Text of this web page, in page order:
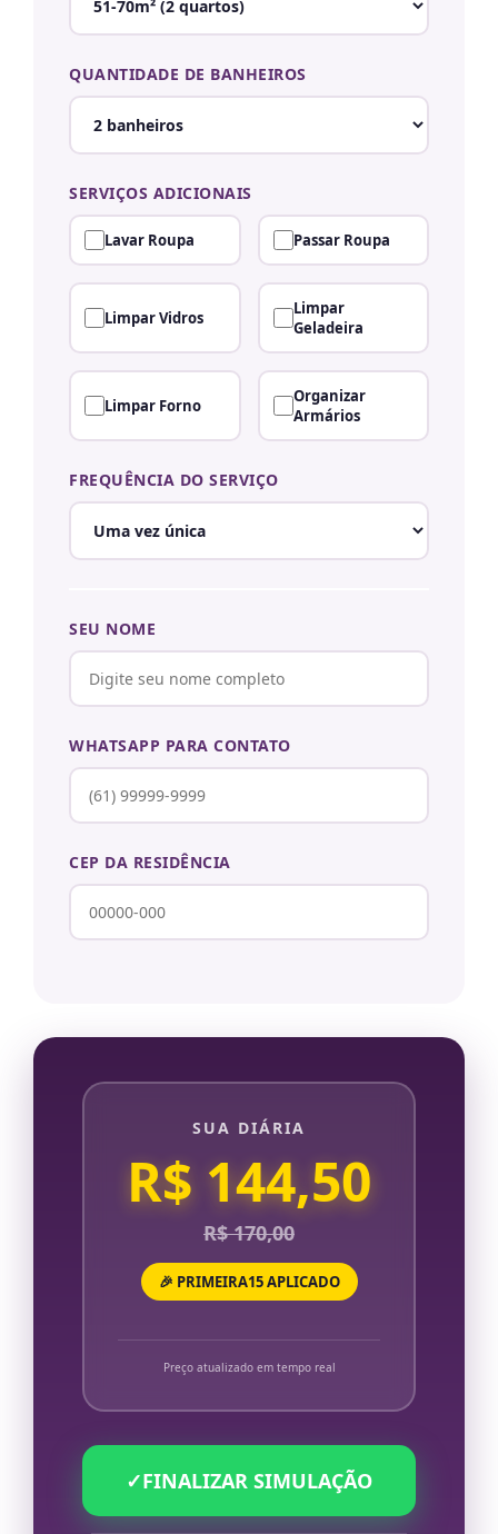
QUANTIDADE DE BANHEIROS
SERVIÇOS ADICIONAIS
Lavar Roupa Passar Roupa
Limpar Vidros
Limpar
Geladeira
Limpar Forno
Organizar
Armários
FREQUÊNCIA DO SERVIÇO
SEU NOME
WHATSAPP PARA CONTATO
CEP DA RESIDÊNCIA
SUA DIÁRIA
R$ 144,50
R$ 170,00
🎉 PRIMEIRA15 APLICADO
Preço atualizado em tempo real
✓FINALIZAR SIMULAÇÃO